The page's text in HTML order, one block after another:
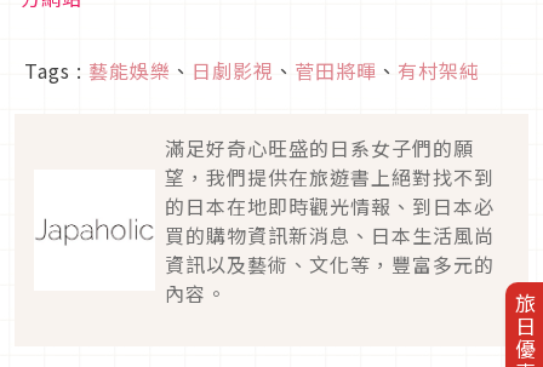
Tags : 藝能娛樂 、 日劇影視 、 菅田將暉 、 有村架純
滿足好奇心旺盛的日系女子們的願
望，我們提供在旅遊書上絕對找不到
的日本在地即時觀光情報、到日本必
買的購物資訊新消息、日本生活風尚
資訊以及藝術、文化等，豐富多元的
內容。